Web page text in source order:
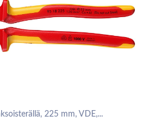
225 mm, VDE,...